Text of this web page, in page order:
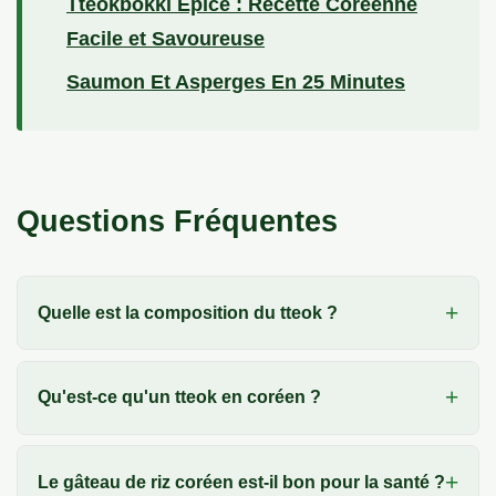
Tteokbokki Épicé : Recette Coréenne
Facile et Savoureuse
Saumon Et Asperges En 25 Minutes
Questions Fréquentes
Quelle est la composition du tteok ?
Qu'est-ce qu'un tteok en coréen ?
Le gâteau de riz coréen est-il bon pour la santé ?